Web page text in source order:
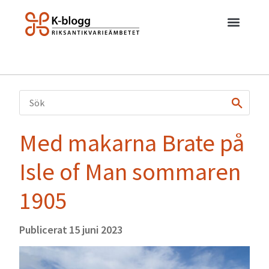
Med makarna Brate på
Isle of Man sommaren
1905
Publicerat 15 juni 2023